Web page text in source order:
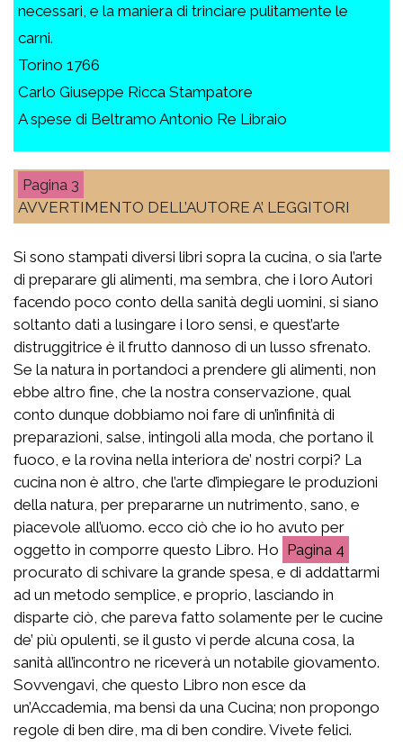
necessari, e la maniera di trinciare pulitamente le
carni.
Torino 1766
Carlo Giuseppe Ricca Stampatore
A spese di Beltramo Antonio Re Libraio
3
AVVERTIMENTO DELL’AUTORE A’ LEGGITORI
Si sono stampati diversi libri sopra la cucina, o sia l’arte
di preparare gli alimenti, ma sembra, che i loro Autori
facendo poco conto della sanità degli uomini, si siano
soltanto dati a lusingare i loro sensi, e quest’arte
distruggitrice è il frutto dannoso di un lusso sfrenato.
Se la natura in portandoci a prendere gli alimenti, non
ebbe altro fine, che la nostra conservazione, qual
conto dunque dobbiamo noi fare di un’infinità di
preparazioni, salse, intingoli alla moda, che portano il
fuoco, e la rovina nella interiora de’ nostri corpi? La
cucina non è altro, che l’arte d’impiegare le produzioni
della natura, per prepararne un nutrimento, sano, e
piacevole all’uomo. ecco ciò che io ho avuto per
oggetto in comporre questo Libro. Ho
4
procurato di schivare la grande spesa, e di addattarmi
ad un metodo semplice, e proprio, lasciando in
disparte ciò, che pareva fatto solamente per le cucine
de’ più opulenti, se il gusto vi perde alcuna cosa, la
sanità all’incontro ne riceverà un notabile giovamento.
Sovvengavi, che questo Libro non esce da
un’Accademia, ma bensì da una Cucina; non propongo
regole di ben dire, ma di ben condire. Vivete felici.